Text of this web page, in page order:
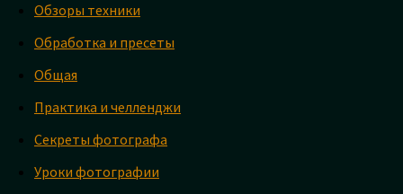
Обзоры техники
Обработка и пресеты
Общая
Практика и челленджи
Секреты фотографа
Уроки фотографии